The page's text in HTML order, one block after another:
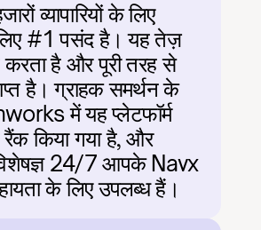
व्यापारियों के लिए
#1 पसंद है। यह तेज़
करता है और पूरी तरह से
है। ग्राहक समर्थन के
में यह प्लेटफॉर्म
रैंक किया गया है, और
24/7 आपके Navx
के लिए उपलब्ध हैं।